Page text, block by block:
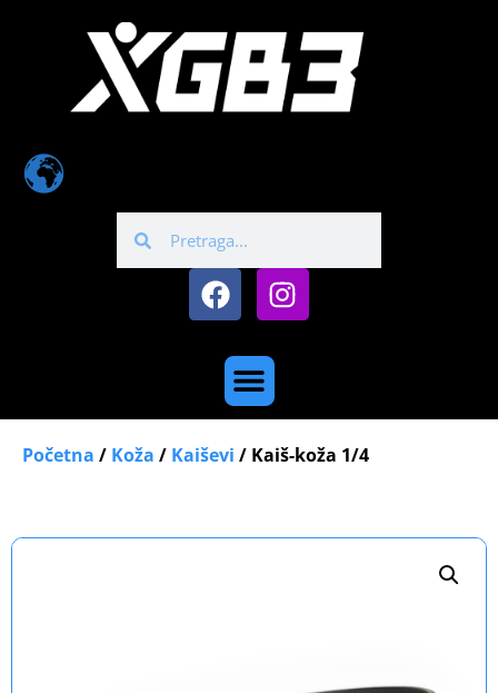
Početna / Koža / Kaiševi / Kaiš-koža 1/4